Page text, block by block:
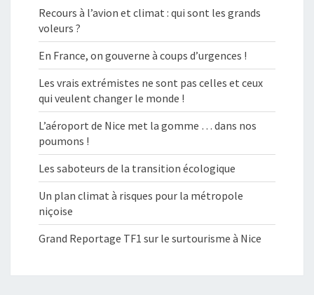
Recours à l’avion et climat : qui sont les grands
voleurs ?
En France, on gouverne à coups d’urgences !
Les vrais extrémistes ne sont pas celles et ceux
qui veulent changer le monde !
L’aéroport de Nice met la gomme … dans nos
poumons !
Les saboteurs de la transition écologique
Un plan climat à risques pour la métropole
niçoise
Grand Reportage TF1 sur le surtourisme à Nice